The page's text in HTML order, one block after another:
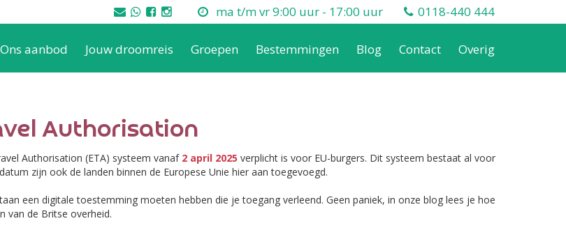
ma t/m vr 9:00 uur - 17:00 uur 0118-440 444
Ons aanbod Jouw droomreis Groepen Bestemmingen Blog Contact Overig
Authorisation
Authorisation (ETA) systeem vanaf 2 april 2025 verplicht is voor EU-burgers. Dit systeem bestaat al voor
zijn ook de landen binnen de Europese Unie hier aan toegevoegd.
een digitale toestemming moeten hebben die je toegang verleend. Geen paniek, in onze blog lees je hoe
van de Britse overheid.